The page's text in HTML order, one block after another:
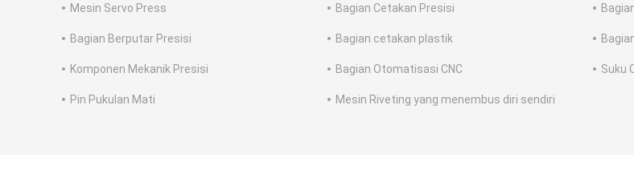
Mesin Servo Press Bagian Cetakan Presisi
Bagian Berputar Presisi Bagian cetakan plastik
Komponen Mekanik Presisi Bagian Otomatisasi CNC Suku
Pin Pukulan Mati Mesin Riveting yang menembus diri sendiri